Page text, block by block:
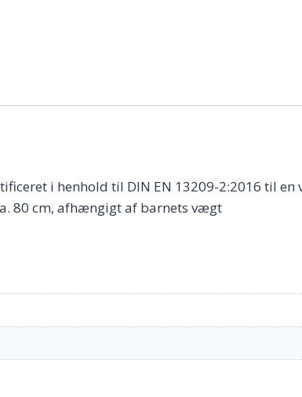
i henhold til DIN EN 13209-2:2016 til en
80 cm, afhængigt af barnets vægt